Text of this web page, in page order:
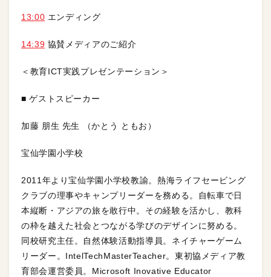
13:00 エンディング
14:39 協賛メディアのご紹介
＜教育ICT実践プレゼンテーション＞
■ ゲストスピーカー
加藤 朋生 先生 （かとう ともお）
宝仙学園小学校
2011年より宝仙学園小学校教諭。熱海ライフセービング
クラブの理事やキャンプリーダーを務める。自転車で日
本縦断・アジアの旅を敢行中。その経験を活かし、教科
の枠を越えた社会とつながる学びのデザインに努める。
同校研究主任。自然体験活動指導員。ネイチャーゲーム
リーダー。IntelTechMasterTeacher。東初協メディア教
育部会運営委員。Microsoft Inovative Educator